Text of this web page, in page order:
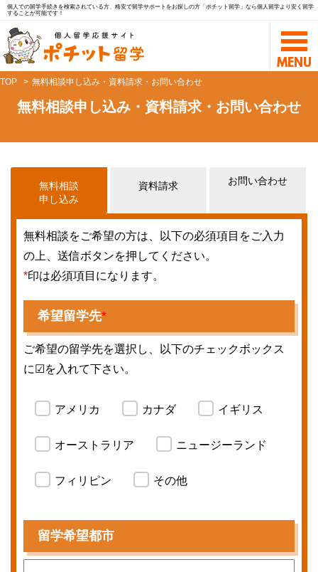
個人での留学手続きを検索されている方、格安で留学サポートをお探しの方「ポチット留学」なら個人留学より安く留学
することが可能です！
TOP 無料相談申し込み・資料請求・お問い合わせ
無料相談申し込み・資料請求・お問い合わせ
無料相談
申し込み
資料請求 お問い合わせ
無料相談をご希望の方は、以下の必須項目をご入力
の上、送信ボタンを押してください。
*印は必須項目になります。
希望留学先*
ご希望の留学先を選択し、以下のチェックボックス
に☑を入れて下さい。
アメリカ カナダ イギリス
オーストラリア ニュージーランド
フィリピン その他
留学希望都市